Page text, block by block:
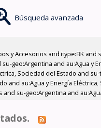
Búsqueda avanzada
Accesorios and itype:BK and
geo:Argentina and au:Agua y
Sociedad del Estado and
and au:Agua y Energía
su-geo:Argentina and